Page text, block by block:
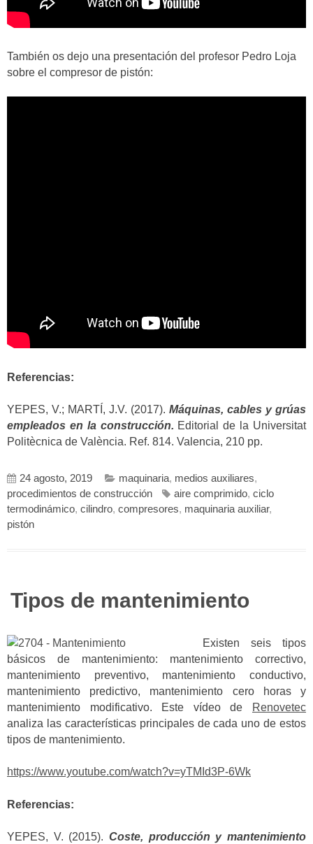
También os dejo una presentación del profesor Pedro Loja
sobre el compresor de pistón:
Referencias:
YEPES, V.; MARTÍ, J.V. (2017). Máquinas, cables y grúas
empleados en la construcción. Editorial de la Universitat
Politècnica de València. Ref. 814. Valencia, 210 pp.
24 agosto, 2019 maquinaria, medios auxiliares,
procedimientos de construcción
aire comprimido, ciclo
termodinámico, cilindro, compresores, maquinaria auxiliar,
pistón
Tipos de mantenimiento
Existen seis tipos
básicos de mantenimiento: mantenimiento correctivo,
mantenimiento preventivo, mantenimiento conductivo,
mantenimiento predictivo, mantenimiento cero horas y
mantenimiento modificativo. Este vídeo de
Renovetec
analiza las características principales de cada uno de estos
tipos de mantenimiento.
https://www.youtube.com/watch?v=yTMId3P-6Wk
Referencias:
YEPES, V. (2015). Coste, producción y mantenimiento